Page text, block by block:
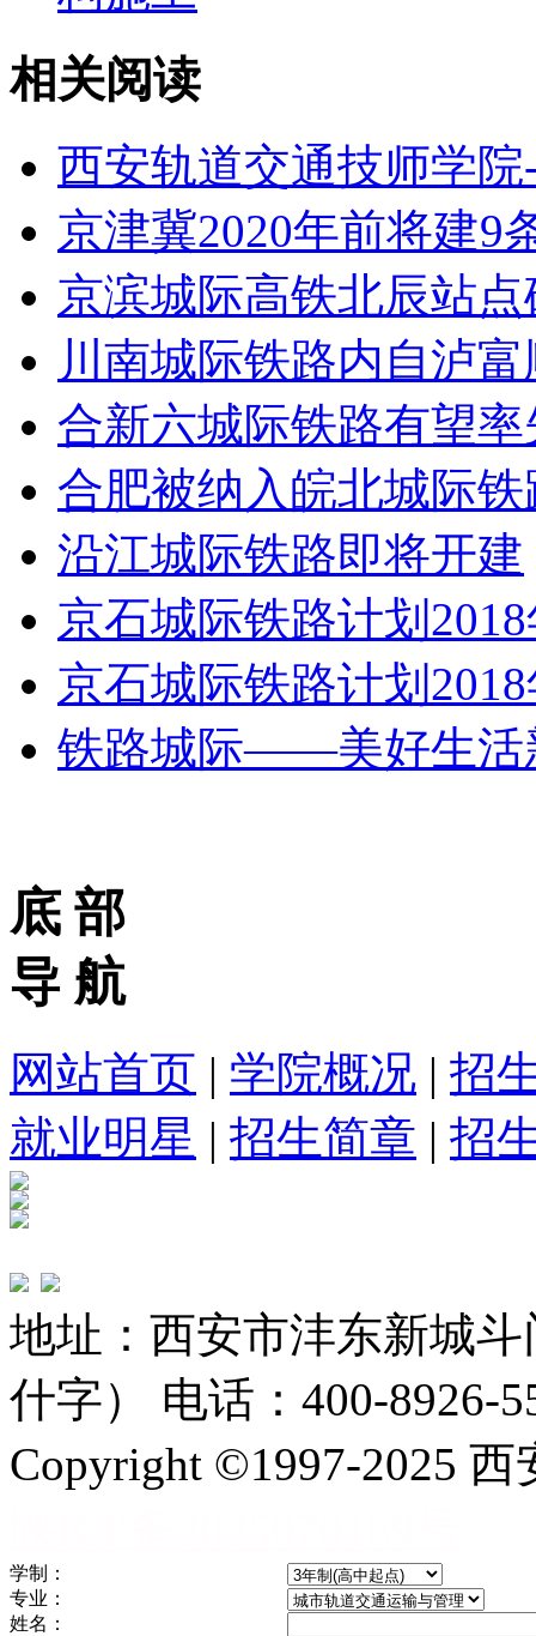
相关阅读
西安轨道交通技师学
京津冀2020年前将建9
京滨城际高铁北辰站
川南城际铁路内自泸
合新六城际铁路有望
合肥被纳入皖北城际
沿江城际铁路即将开建
京石城际铁路计划
京石城际铁路计划
铁路城际——美好生活
底 部
导 航
网站首页 | 学院概况 | 招
就业明星 | 招生简章 | 招
地址：西安市沣东新城
什字） 电话：400-8926-
Copyright ©1997-2025
学制：
专业：
姓名：